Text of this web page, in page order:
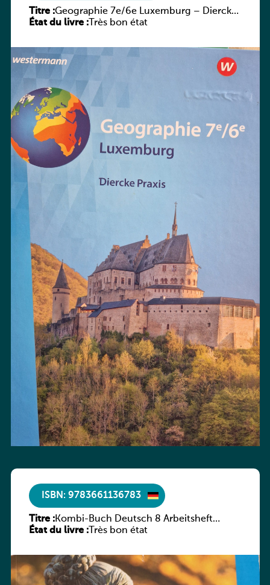
Titre :Geographie 7e/6e Luxemburg – Diercke
Praxis
État du livre :Très bon état
ISBN: 9783661136783
Titre :Kombi-Buch Deutsch 8 Arbeitsheft
(Neue Ausgabe Luxemburg)
État du livre :Très bon état